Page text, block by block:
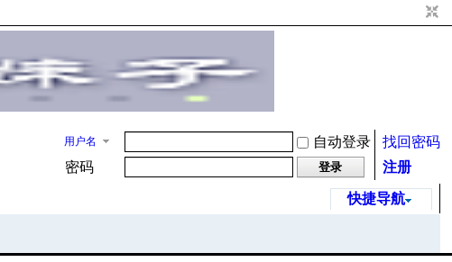
用户名 自动登录
找回密码
密码
登录 注册
快捷导航